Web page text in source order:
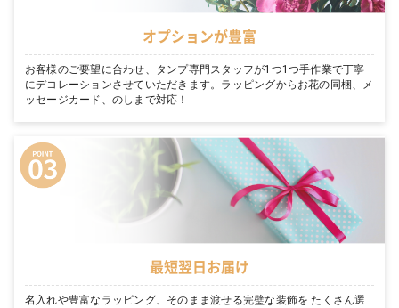
オプションが豊富
お客様のご要望に合わせ、タンプ専門スタッフが1つ1つ手作業で丁寧
にデコレーションさせていただきます。ラッピングからお花の同梱、メ
ッセージカード、のしまで対応！
最短翌日お届け
名入れや豊富なラッピング、そのまま渡せる完璧な装飾を たくさん選